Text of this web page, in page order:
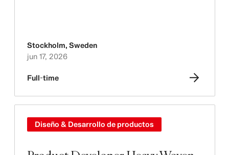
Stockholm, Sweden
jun 17, 2026
Full-time
Diseño & Desarrollo de productos